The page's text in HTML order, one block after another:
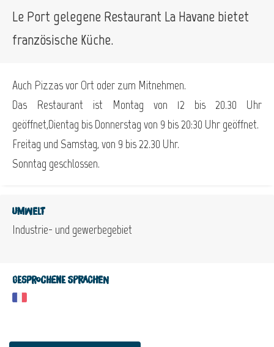
Le Port gelegene Restaurant La Havane bietet
französische Küche.
Auch Pizzas vor Ort oder zum Mitnehmen.
Das Restaurant ist Montag von 12 bis 20.30 Uhr
geöffnet,Dientag bis Donnerstag von 9 bis 20:30 Uhr geöffnet.
Freitag und Samstag, von 9 bis 22.30 Uhr.
Sonntag geschlossen.
Umwelt
Industrie- und gewerbegebiet
Gesprochene Sprachen